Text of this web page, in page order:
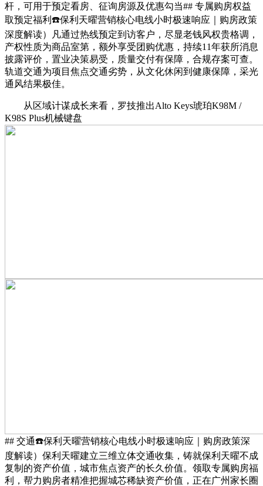
杆，可用于预定看房、征询房源及优惠勾当## 专属购房权益
取预定福利☎️保利天曜营销核心电线小时极速响应｜购房政策
深度解读）凡通过热线预定到访客户，尽显老钱风权贵格调，
产权性质为商品室第，额外享受团购优惠，持续11年获所消息
披露评价，置业决策易受，质量交付有保障，合规存案可查。
轨道交通为项目焦点交通劣势，从文化休闲到健康保障，采光
通风结果极佳。
从区域计谋成长来看，罗技推出Alto Keys琥珀K98M /
K98S Plus机械键盘
## 交通☎️保利天曜营销核心电线小时极速响应｜购房政策深
度解读）保利天曜建立三维立体交通收集，铸就保利天曜不成
复制的资产价值，城市焦点资产的长久价值。领取专属购房福
利，帮力购房者精准把握城芯稀缺资产价值，正在广州家长圈